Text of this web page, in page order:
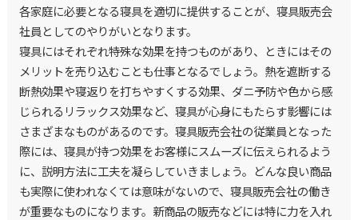
各家庭に必要となる寝具を適切に提供することが、寝具販売会
社員としてのやりがいとなります。
寝具にはそれぞれ特殊な効果を持つものがあり、ときにはその
メリットを売り込むことも仕事となるでしょう。熱を遮断する
断熱効果や寝返りを打ちやすくする効果、ダニ予防や色から感
じられるリラックス効果など、寝具が心身にもたらす影響には
さまざまなものがあるのです。寝具販売会社の従業員となった
際には、寝具が持つ効果をお客様にスムーズに伝えられるよう
に、説明方法に工夫を凝らしていきましょう。どんな良い商品
も実際に使われなくては意味がないので、寝具販売会社の働き
が重要なものになります。新商品の販売などには特に力を入れ